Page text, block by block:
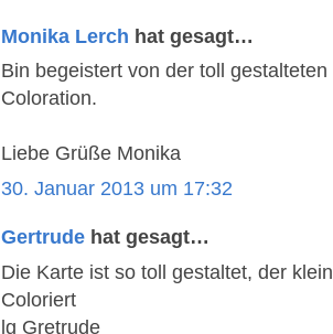
Monika Lerch hat gesagt…
Bin begeistert von der toll
Coloration.
Liebe Grüße Monika
30. Januar 2013 um 17:32
Gertrude hat gesagt…
Die Karte ist so toll gestaltet, der
Coloriert
lg Gretrude